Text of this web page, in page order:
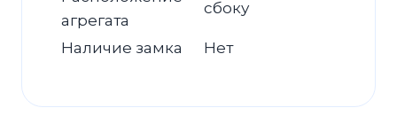
агрегата
сбоку
Наличие замка Нет